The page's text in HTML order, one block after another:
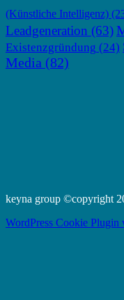
(Künstliche Intelligenz)
Leadgeneration (63)
Existenzgründung (24)
Media (82)
keyna group ©copyright
WordPress Cookie